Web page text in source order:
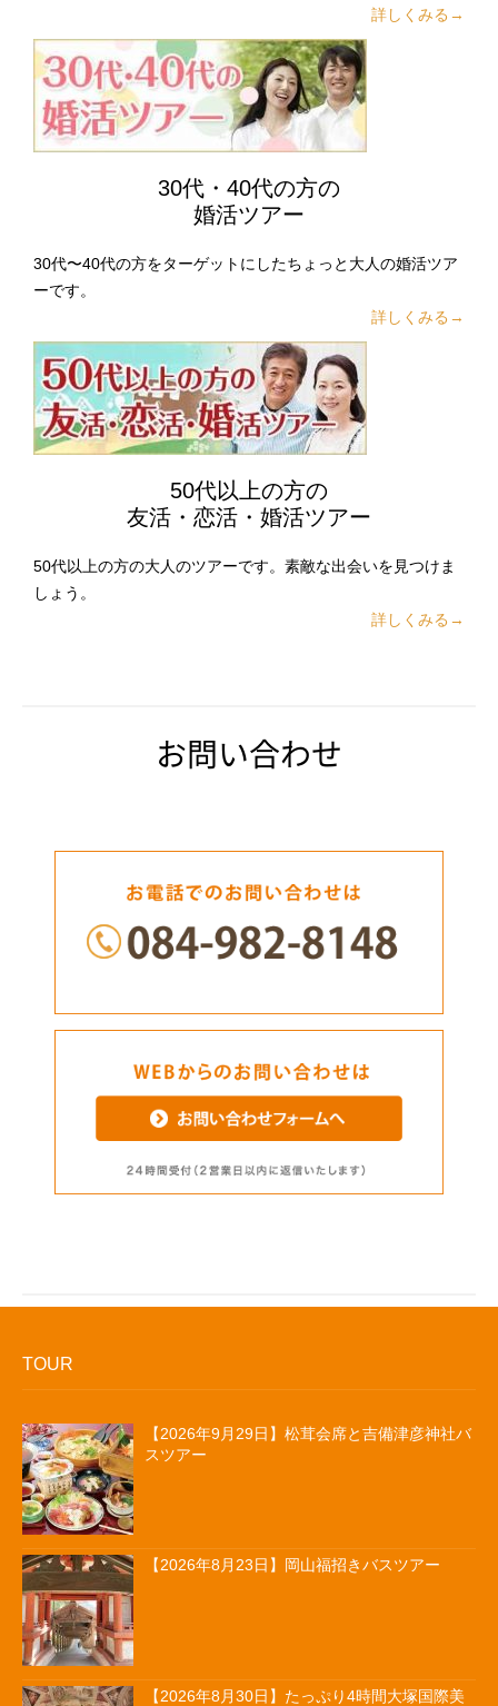
詳しくみる→
30代・40代の方の
婚活ツアー
30代〜40代の方をターゲットにしたちょっと大人の婚活ツア
ーです。
詳しくみる→
50代以上の方の
友活・恋活・婚活ツアー
50代以上の方の大人のツアーです。素敵な出会いを見つけま
しょう。
詳しくみる→
お問い合わせ
TOUR
【2026年9月29日】松茸会席と吉備津彦神社バ
スツアー
【2026年8月23日】岡山福招きバスツアー
【2026年8月30日】たっぷり4時間大塚国際美